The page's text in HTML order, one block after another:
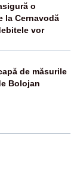
o
la Cernavodă
vor
de măsurile
Bolojan